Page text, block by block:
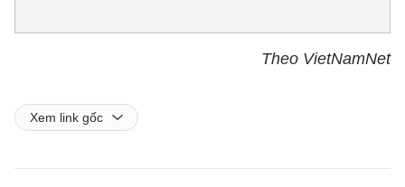
Theo VietNamNet
Xem link gốc